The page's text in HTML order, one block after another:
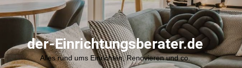
der-Einrichtungsberater.de
Alles rund ums Einrichten, Renovieren und co.